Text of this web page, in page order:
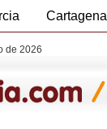
Cartagena
de 2026